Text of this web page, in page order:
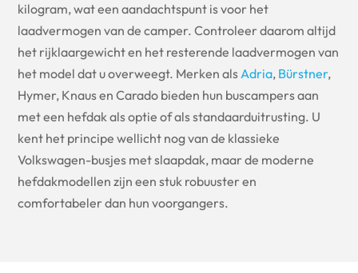
kilogram, wat een aandachtspunt is voor het
laadvermogen van de camper. Controleer daarom altijd
het rijklaargewicht en het resterende laadvermogen van
het model dat u overweegt. Merken alsAdria, Bürstner,
Hymer, Knaus en Carado bieden hun buscampers aan
met een hefdak als optie of als standaarduitrusting. U
kent het principe wellicht nog van de klassieke
Volkswagen-busjes met slaapdak, maar de moderne
hefdakmodellen zijn een stuk robuuster en
comfortabeler dan hun voorgangers.